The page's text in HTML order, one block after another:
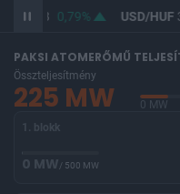
364,58 0,79% USD/HUF
PAKSI ATOMERŐMŰ
Összteljesítmény
225 MW 0 MW
1. blokk
0 MW/ 500 MW